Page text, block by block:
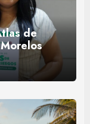
de